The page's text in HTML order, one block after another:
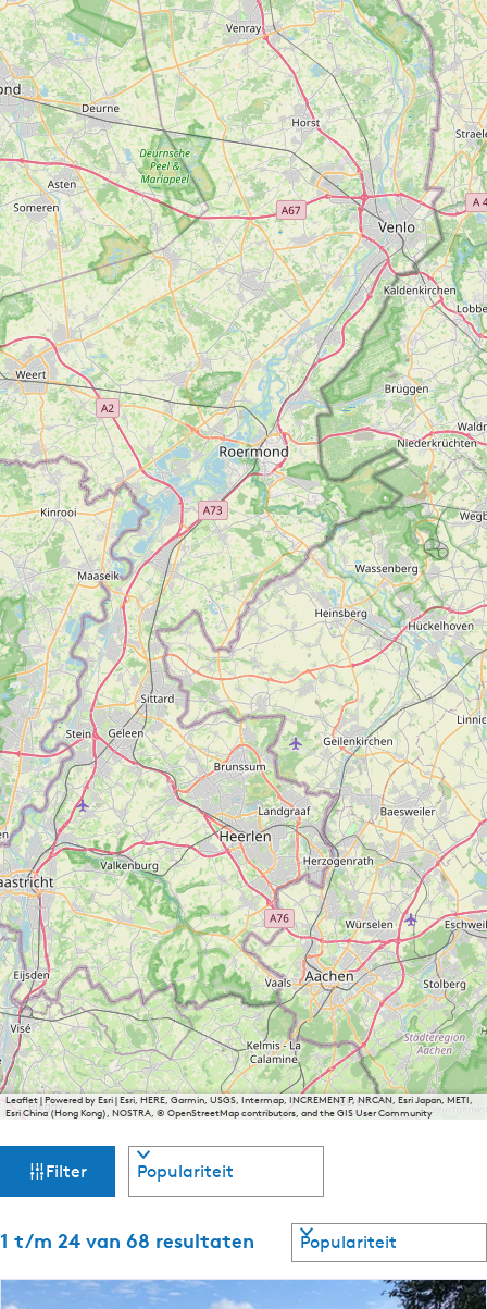
Leaflet|Powered by Esri | Esri, HERE, Garmin, USGS, Intermap, INCREMENT P, NRCAN, Esri Japan, METI,
Esri China (Hong Kong), NOSTRA, © OpenStreetMap contributors, and the GIS User Community
a
t
Filter
r
t
e
e
r
1 t/m 24 van 68 resultaten
S
r